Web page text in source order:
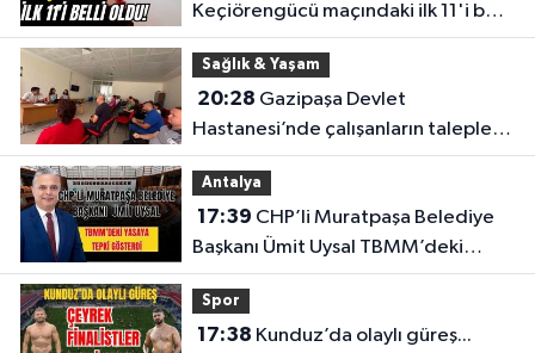
Keçiörengücü maçındaki ilk 11'i belli
oldu!
Sağlık & Yaşam
20:28
Hastanesi’nde çalışanların talepleri
masaya yatırıldı
Antalya
17:39
Başkanı Ümit Uysal TBMM’deki
yasaya tepki gösterdi
Spor
17:38